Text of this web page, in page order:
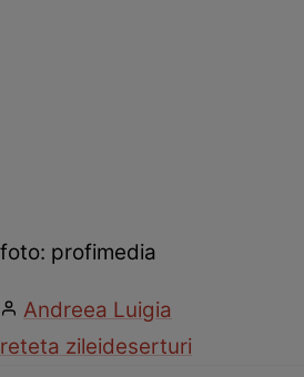
foto: profimedia
Andreea Luigia
reteta zileideserturi